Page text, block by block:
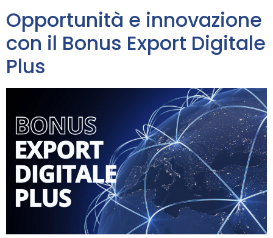
Opportunità e innovazione
con il Bonus Export Digitale
Plus